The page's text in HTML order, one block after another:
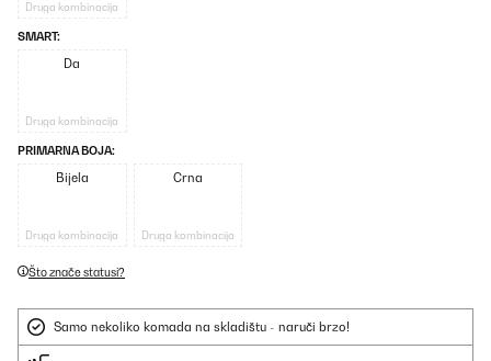
Druga kombinacija
SMART:
Da
Druga kombinacija
PRIMARNA BOJA:
Bijela
Druga kombinacija
Crna
Druga kombinacija
Što znače statusi?
Samo nekoliko komada na skladištu - naruči brzo!